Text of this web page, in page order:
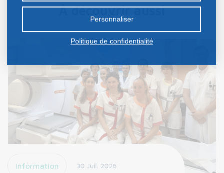
À découvrir aussi
Information 30 Juil. 2026
préalable.
Personnaliser
Politique de confidentialité